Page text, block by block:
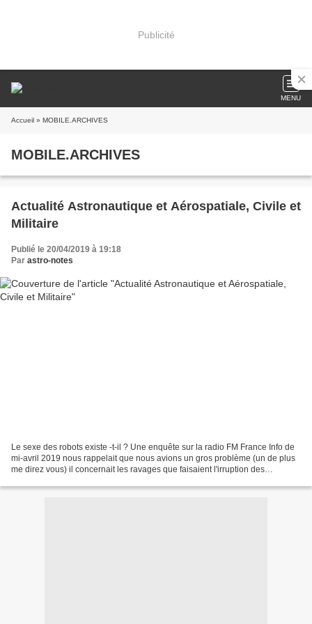
Publicité
MENU
Accueil » MOBILE.ARCHIVES
MOBILE.ARCHIVES
Actualité Astronautique et Aérospatiale, Civile et
Militaire
Publié le 20/04/2019 à 19:18
Par astro-notes
Le sexe des robots existe -t-il ? Une enquête sur la radio FM France Info de
mi-avril 2019 nous rappelait que nous avions un gros problème (un de plus
me direz vous) il concernait les ravages que faisaient l'irruption des